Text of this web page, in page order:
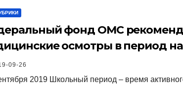
фонд ОМС
осмотры в период
09-26
2019 Школьный период – время